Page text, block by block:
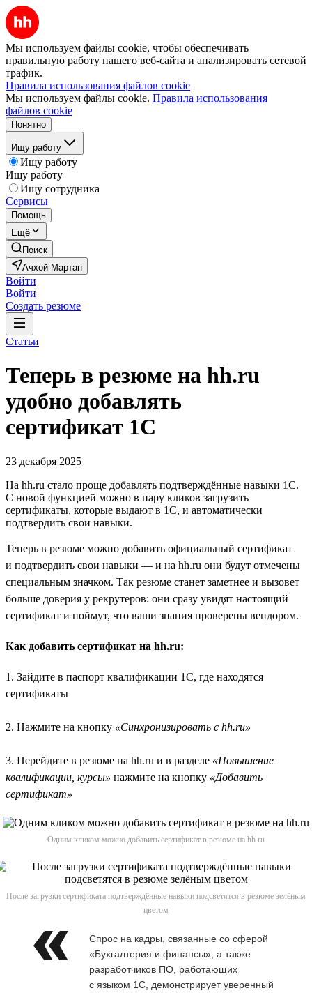
Мы используем файлы cookie, чтобы обеспечивать
правильную работу нашего веб-сайта и анализировать сетевой
трафик.
Правила использования файлов cookie
Мы используем файлы cookie. Правила использования
файлов cookie
Понятно
Ищу работу
Ищу работу
Ищу работу
Ищу сотрудника
Сервисы
Помощь
Ещё
Поиск
Ачхой-Мартан
Войти
Войти
Создать резюме
Статьи
Теперь в резюме на hh.ru
удобно добавлять
сертификат 1С
23 декабря 2025
На hh.ru стало проще добавлять подтверждённые навыки 1С.
С новой функцией можно в пару кликов загрузить
сертификаты, которые выдают в 1С, и автоматически
подтвердить свои навыки.
Теперь в резюме можно добавить официальный сертификат
и подтвердить свои навыки — и на hh.ru они будут отмечены
специальным значком. Так резюме станет заметнее и вызовет
больше доверия у рекрутеров: они сразу увидят настоящий
сертификат и поймут, что ваши знания проверены вендором.
Как добавить сертификат на hh.ru:
1. Зайдите в паспорт квалификации 1С, где находятся
сертификаты
2. Нажмите на кнопку «Синхронизировать с hh.ru»
3. Перейдите в резюме на hh.ru и в разделе «Повышение
квалификации, курсы» нажмите на кнопку «Добавить
сертификат»
Одним кликом можно добавить сертификат в резюме на hh.ru
После загрузки сертификата подтверждённые навыки подсветятся в резюме зелёным
цветом
Спрос на кадры, связанные со сферой
«Бухгалтерия и финансы», а также
разработчиков ПО, работающих
с языком 1С, демонстрирует уверенный